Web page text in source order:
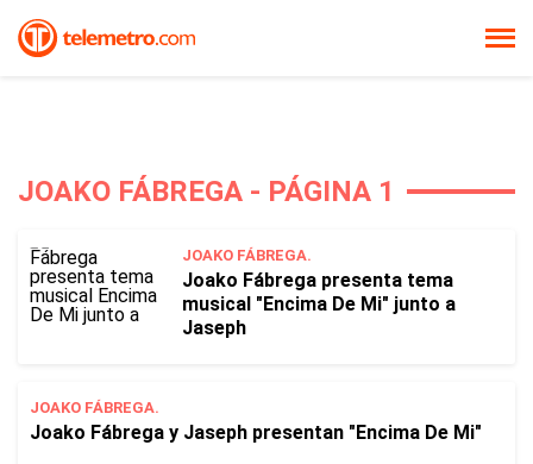
JOAKO FÁBREGA - PÁGINA 1
JOAKO FÁBREGA.
Joako Fábrega presenta tema
musical "Encima De Mi" junto a
Jaseph
JOAKO FÁBREGA.
Joako Fábrega y Jaseph presentan "Encima De Mi"